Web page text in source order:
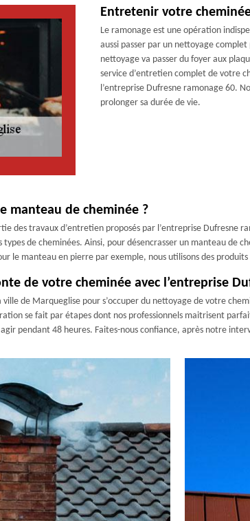
Entretenir votre
Le ramonage est une opération
aussi passer par un nettoyage
nettoyage va passer du foyer aux
service d’entretien complet de votre
l’entreprise Dufresne ramonage 60.
prolonger sa durée de vie.
manteau de cheminée ?
des travaux d’entretien proposés par l’entreprise Dufresne
types de cheminées. Ainsi, pour désencrasser un manteau
le manteau en pierre par exemple, nous utilisons des
de votre cheminée avec l’entreprise
de Marqueglise pour s’occuper du nettoyage de votre
se fait par étapes dont nos professionnels maitrisent
agir pendant 48 heures. Faites-nous confiance, après notre